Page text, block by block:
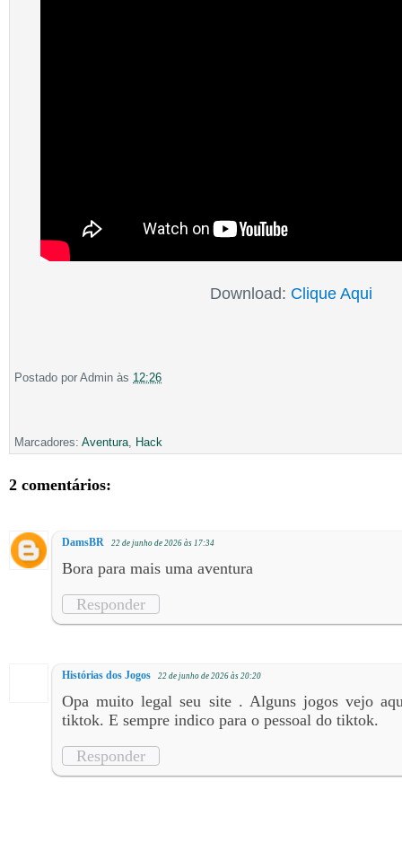
Download: Clique Aqui
Postado por Admin às 12:26
Marcadores: Aventura Hack
2 comentários:
DamsBR 22 de junho de 2026 às 17:34
Bora para mais uma aventura
Responder
Histórias dos Jogos 22 de junho de 2026 às 20:20
Opa muito legal seu site . Alguns jogos vejo
tiktok. E sempre indico para o pessoal do tiktok.
Responder